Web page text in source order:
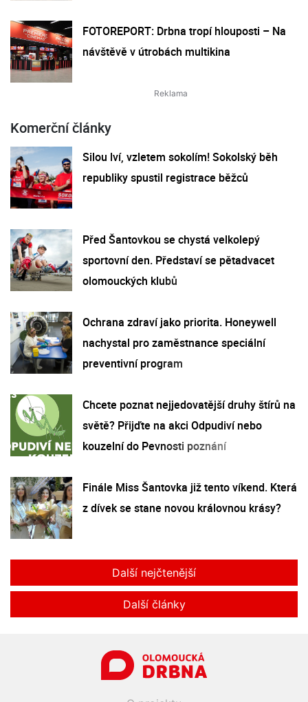
FOTOREPORT: Drbna tropí hlouposti – Na
návštěvě v útrobách multikina
Komerční články
Silou lví, vzletem sokolím! Sokolský běh
republiky spustil registrace běžců
Před Šantovkou se chystá velkolepý
sportovní den. Představí se pětadvacet
olomouckých klubů
Ochrana zdraví jako priorita. Honeywell
nachystal pro zaměstnance speciální
preventivní program
Chcete poznat nejjedovatější druhy štírů na
světě? Přijďte na akci Odpudiví nebo
kouzelní do Pevnosti poznání
Finále Miss Šantovka již tento víkend. Která
z dívek se stane novou královnou krásy?
Další nejčtenější
Další články